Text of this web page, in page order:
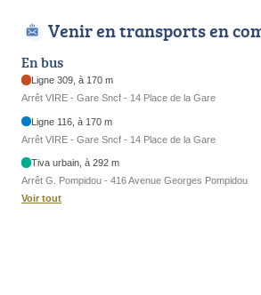
Venir en transports en
En bus
Ligne 309, à 170 m
Arrêt VIRE - Gare Sncf - 14 Place de la Gare
Ligne 116, à 170 m
Arrêt VIRE - Gare Sncf - 14 Place de la Gare
Tiva urbain, à 292 m
Arrêt G. Pompidou - 416 Avenue Georges Pompidou
Voir tout